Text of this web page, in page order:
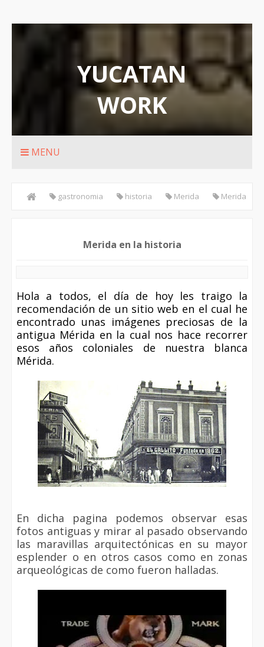
YUCATAN
WORK
Rutas de transporte urbanos de Merida
MENU
gastronomia historia Merida Merida
Merida en la historia
Hola a todos, el día de hoy les traigo la
recomendación de un sitio web en el cual he
encontrado unas imágenes preciosas de la
antigua Mérida en la cual nos hace recorrer
esos años coloniales de nuestra blanca
Mérida.
En dicha pagina podemos observar esas
fotos antiguas y mirar al pasado observando
las maravillas arquitectónicas en su mayor
esplender o en otros casos como en zonas
arqueológicas de como fueron halladas.